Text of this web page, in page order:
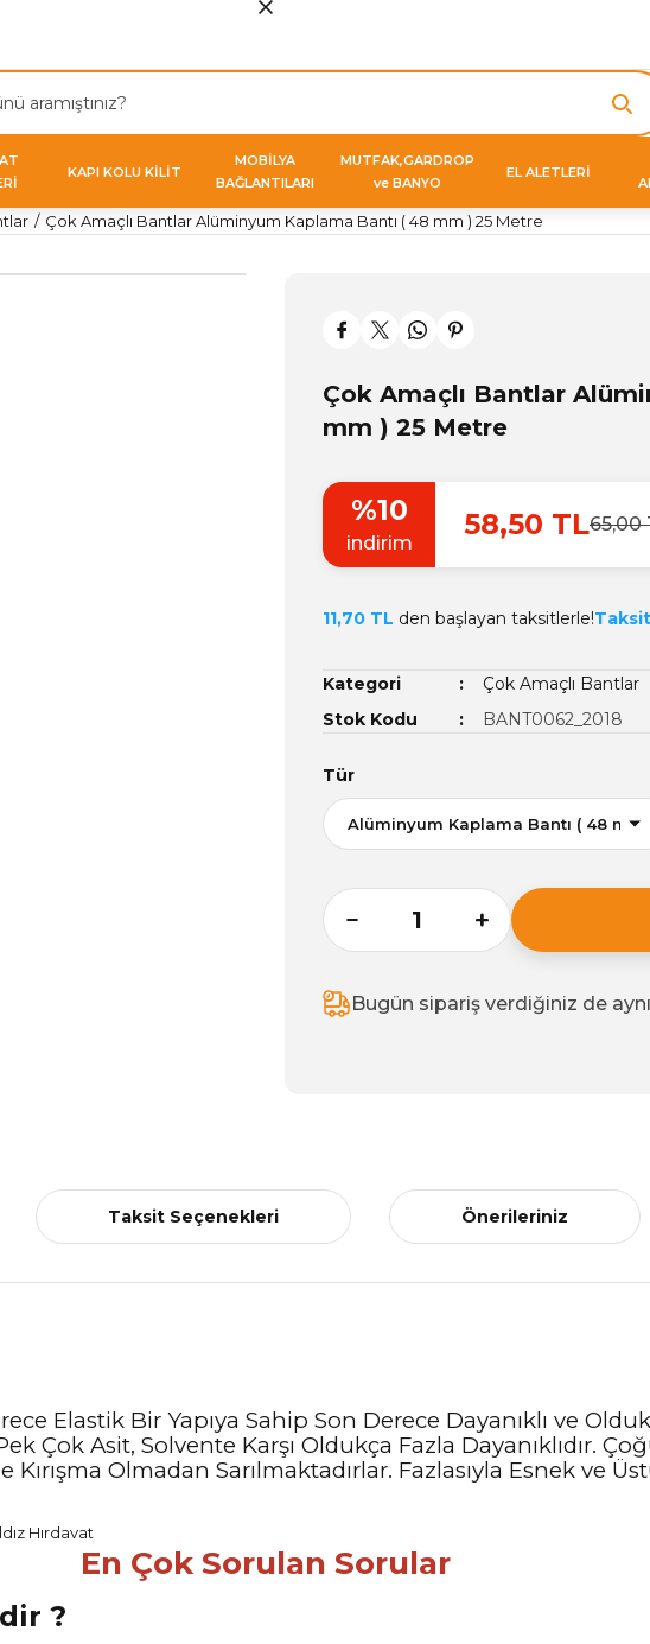
KAPI KOLU KİLİT
MOBİLYA
BAĞLANTILARI
MUTFAK,GARDROP
ve BANYO
EL ALETLERİ
Çok Amaçlı Bantlar Alüminyum Kaplama Bantı ( 48 mm ) 25 Metre
Çok Amaçlı Bantlar
mm ) 25 Metre
%10
indirim
58,50 TL65,00
11,70 TL den başlayan taksitlerle!
Kategori
Çok Amaçlı Bantlar
Stok Kodu
BANT0062_2018
Tür
Bugün sipariş verdiğiniz de
Taksit Seçenekleri Önerileriniz
Elastik Bir Yapıya Sahip Son Derece Dayanıklı ve
Çok Asit, Solvente Karşı Oldukça Fazla Dayanıklıdır.
Olmadan Sarılmaktadırlar. Fazlasıyla Esnek ve
En Çok Sorulan Sorular
?